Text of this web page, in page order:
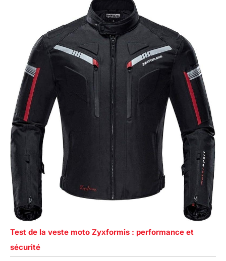
Test de la veste moto Zyxformis : performance et
sécurité